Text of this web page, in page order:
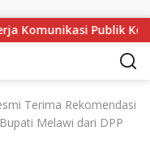
Publik
Terima Rekomendasi
Melawi dari DPP